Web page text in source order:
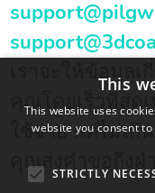
เราจะให้ข้อมูล
คุณโดยเร็วที่สุด
ใช้จ่าย แต่ไม่เ
คุณส่งคำขอถึงฝ่
This
This website uses
website you consent
STRICTLY